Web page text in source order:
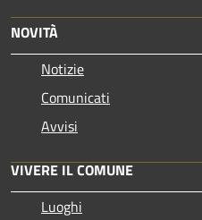
NOVITÀ
Notizie
Comunicati
Avvisi
VIVERE IL COMUNE
Luoghi